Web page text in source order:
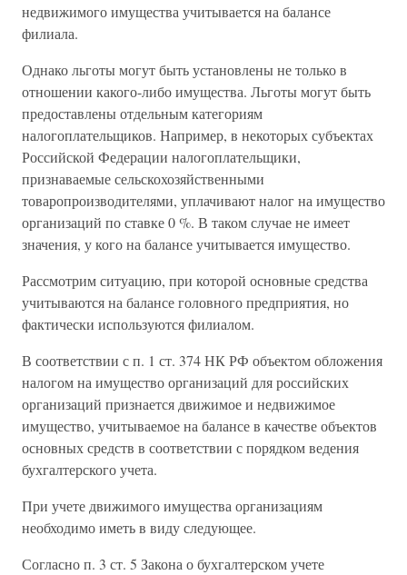
недвижимого имущества учитывается на балансе
филиала.
Однако льготы могут быть установлены не только в
отношении какого-либо имущества. Льготы могут быть
предоставлены отдельным категориям
налогоплательщиков. Например, в некоторых субъектах
Российской Федерации налогоплательщики,
признаваемые сельскохозяйственными
товаропроизводителями, уплачивают налог на имущество
организаций по ставке 0 %. В таком случае не имеет
значения, у кого на балансе учитывается имущество.
Рассмотрим ситуацию, при которой основные средства
учитываются на балансе головного предприятия, но
фактически используются филиалом.
В соответствии с п. 1 ст. 374 НК РФ объектом обложения
налогом на имущество организаций для российских
организаций признается движимое и недвижимое
имущество, учитываемое на балансе в качестве объектов
основных средств в соответствии с порядком ведения
бухгалтерского учета.
При учете движимого имущества организациям
необходимо иметь в виду следующее.
Согласно п. 3 ст. 5 Закона о бухгалтерском учете